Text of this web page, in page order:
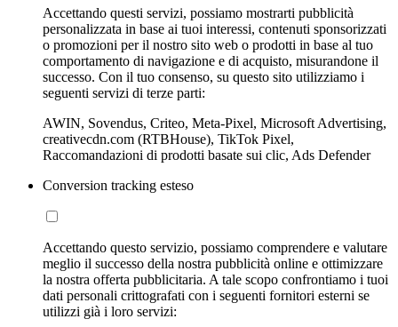
Accettando questi servizi, possiamo mostrarti pubblicità
personalizzata in base ai tuoi interessi, contenuti sponsorizzati
o promozioni per il nostro sito web o prodotti in base al tuo
comportamento di navigazione e di acquisto, misurandone il
successo. Con il tuo consenso, su questo sito utilizziamo i
seguenti servizi di terze parti:
AWIN, Sovendus, Criteo, Meta-Pixel, Microsoft Advertising,
creativecdn.com (RTBHouse), TikTok Pixel,
Raccomandazioni di prodotti basate sui clic, Ads Defender
Conversion tracking esteso
Accettando questo servizio, possiamo comprendere e valutare
meglio il successo della nostra pubblicità online e ottimizzare
la nostra offerta pubblicitaria. A tale scopo confrontiamo i tuoi
dati personali crittografati con i seguenti fornitori esterni se
utilizzi già i loro servizi: